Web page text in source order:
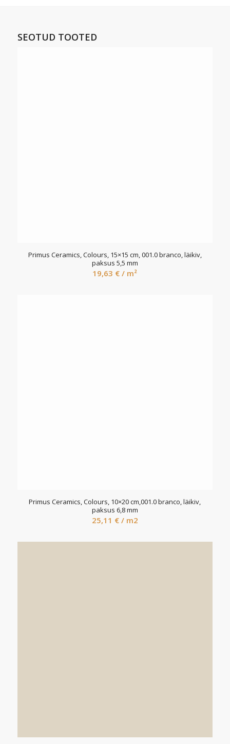
SEOTUD TOOTED
Primus Ceramics, Colours, 15×15 cm, 001.0 branco, läikiv,
paksus 5,5 mm
19,63 € / m²
Primus Ceramics, Colours, 10×20 cm,001.0 branco, läikiv,
paksus 6,8 mm
25,11 € / m2